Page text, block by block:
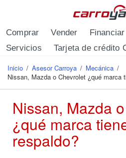
Comprar Vender Financiar
Servicios
Tarjeta de crédito
Se encuentra usted aquí
Inicio / Asesor Carroya / Mecánica /
Nissan, Mazda o Chevrolet ¿qué marca
Nissan, Mazda
¿qué marca
respaldo?